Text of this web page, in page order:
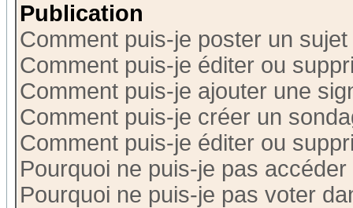
Publication
Comment puis-je poster un
Comment puis-je éditer ou
Comment puis-je ajouter une
Comment puis-je créer un
Comment puis-je éditer ou
Pourquoi ne puis-je pas
Pourquoi ne puis-je pas voter